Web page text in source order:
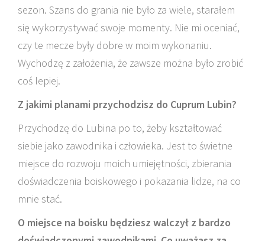
sezon. Szans do grania nie było za wiele, starałem
się wykorzystywać swoje momenty. Nie mi oceniać,
czy te mecze były dobre w moim wykonaniu.
Wychodzę z założenia, że zawsze można było zrobić
coś lepiej.
Z jakimi planami przychodzisz do Cuprum Lubin?
Przychodzę do Lubina po to, żeby kształtować
siebie jako zawodnika i człowieka. Jest to świetne
miejsce do rozwoju moich umiejętności, zbierania
doświadczenia boiskowego i pokazania lidze, na co
mnie stać.
O miejsce na boisku będziesz walczył z bardzo